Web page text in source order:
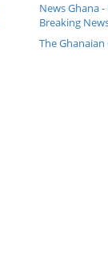
News Ghana
Breaking
The Ghanaian